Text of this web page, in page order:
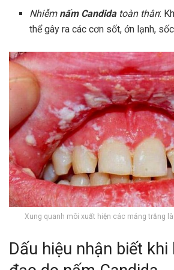
Nhiễmnấm Candidatoàn thân:
thể gây ra các cơn sốt, ớn lạnh,
Xung quanh môi xuất hiện các mảng trắng
Dấu hiệu nhận biết khi